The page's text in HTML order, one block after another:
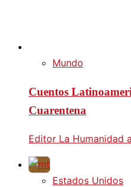
Mundo
Cuentos
Cuarentena
Editor La Humanidad
Estados Unidos